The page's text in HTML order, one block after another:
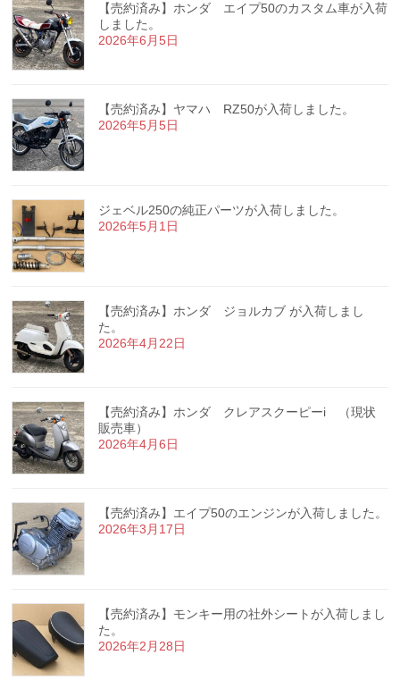
【売約済み】ホンダ エイプ50のカスタム車が入荷
しました。
2026年6月5日
【売約済み】ヤマハ RZ50が入荷しました。
2026年5月5日
ジェベル250の純正パーツが入荷しました。
2026年5月1日
【売約済み】ホンダ ジョルカブ が入荷しまし
た。
2026年4月22日
【売約済み】ホンダ クレアスクーピーi （現状
販売車）
2026年4月6日
【売約済み】エイプ50のエンジンが入荷しました。
2026年3月17日
【売約済み】モンキー用の社外シートが入荷しまし
た。
2026年2月28日